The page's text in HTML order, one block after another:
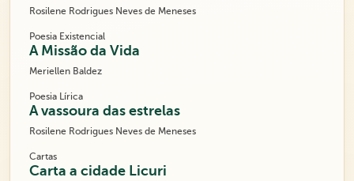
Rosilene Rodrigues Neves de Meneses
Poesia Existencial
A Missão da Vida
Meriellen Baldez
Poesia Lírica
A vassoura das estrelas
Rosilene Rodrigues Neves de Meneses
Cartas
Carta a cidade Licuri